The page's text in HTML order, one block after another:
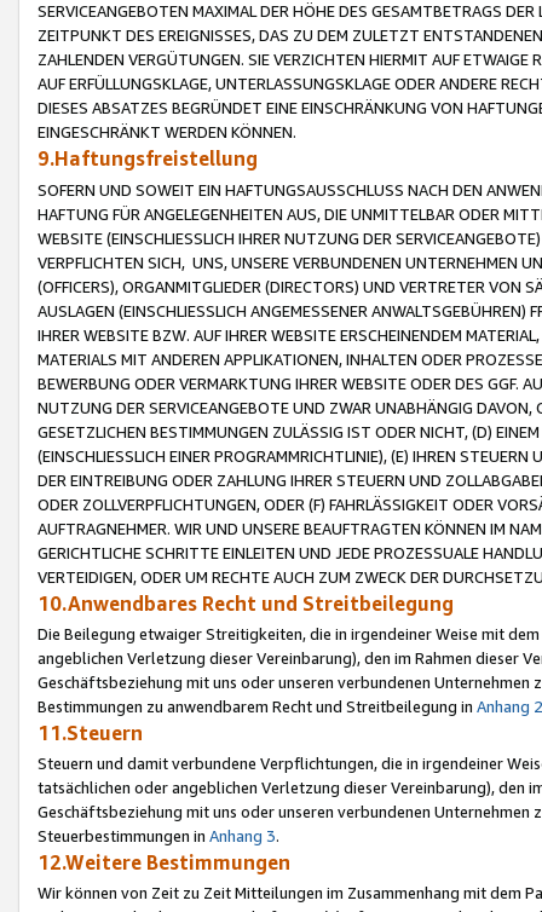
SERVICEANGEBOTEN MAXIMAL DER HÖHE DES GESAMTBETRAGS
ZEITPUNKT DES EREIGNISSES, DAS ZU DEM ZULETZT
ZAHLENDEN VERGÜTUNGEN. SIE VERZICHTEN HIERMIT AUF
AUF ERFÜLLUNGSKLAGE, UNTERLASSUNGSKLAGE ODER ANDERE
DIESES ABSATZES BEGRÜNDET EINE EINSCHRÄNKUNG VON
EINGESCHRÄNKT WERDEN KÖNNEN.
9.Haftungsfreistellung
SOFERN UND SOWEIT EIN HAFTUNGSAUSSCHLUSS NACH DEN
HAFTUNG FÜR ANGELEGENHEITEN AUS, DIE UNMITTELBAR ODER
WEBSITE (EINSCHLIESSLICH IHRER NUTZUNG DER
VERPFLICHTEN SICH, UNS, UNSERE VERBUNDENEN UNTERNEHMEN
(OFFICERS), ORGANMITGLIEDER (DIRECTORS) UND VERTRETER VON
AUSLAGEN (EINSCHLIESSLICH ANGEMESSENER
IHRER WEBSITE BZW. AUF IHRER WEBSITE ERSCHEINENDEM
MATERIALS MIT ANDEREN APPLIKATIONEN, INHALTEN ODER
BEWERBUNG ODER VERMARKTUNG IHRER WEBSITE ODER DES GGF.
NUTZUNG DER SERVICEANGEBOTE UND ZWAR UNABHÄNGIG
GESETZLICHEN BESTIMMUNGEN ZULÄSSIG IST ODER NICHT, (D)
(EINSCHLIESSLICH EINER PROGRAMMRICHTLINIE), (E) IHREN
DER EINTREIBUNG ODER ZAHLUNG IHRER STEUERN UND
ODER ZOLLVERPFLICHTUNGEN, ODER (F) FAHRLÄSSIGKEIT ODER
AUFTRAGNEHMER. WIR UND UNSERE BEAUFTRAGTEN KÖNNEN IM
GERICHTLICHE SCHRITTE EINLEITEN UND JEDE PROZESSUALE
VERTEIDIGEN, ODER UM RECHTE AUCH ZUM ZWECK DER
10.Anwendbares Recht und Streitbeilegung
Die Beilegung etwaiger Streitigkeiten, die in irgendeiner Weise mit
angeblichen Verletzung dieser Vereinbarung), den im Rahmen dieser
Geschäftsbeziehung mit uns oder unseren verbundenen
Bestimmungen zu anwendbarem Recht und Streitbeilegung in Anhang 2
11.Steuern
Steuern und damit verbundene Verpflichtungen, die in irgendeiner
tatsächlichen oder angeblichen Verletzung dieser Vereinbarung), den
Geschäftsbeziehung mit uns oder unseren verbundenen
Steuerbestimmungen in Anhang 3.
12.Weitere Bestimmungen
Wir können von Zeit zu Zeit Mitteilungen im Zusammenhang mit dem